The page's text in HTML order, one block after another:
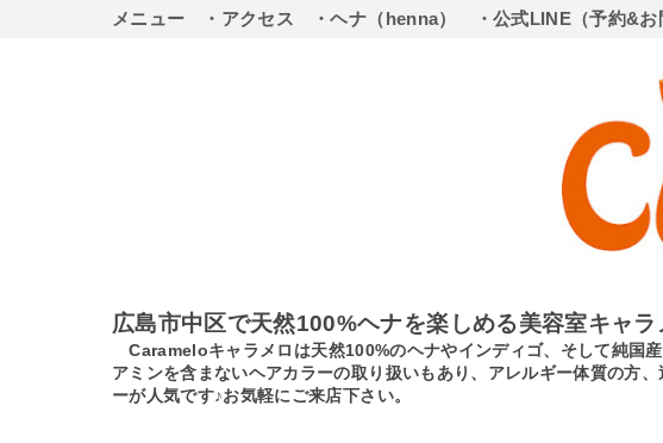
メニュー ・アクセス ・ヘナ（henna） ・公式LINE（予約&お
広島市中区で天然100%ヘナを楽しめる美容室キャ
Carameloキャラメロは天然100%のヘナやインディゴ、そして純国
アミンを含まないヘアカラーの取り扱いもあり、アレルギー体質の方
ーが人気です♪お気軽にご来店下さい。